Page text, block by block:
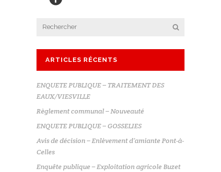
ARTICLES RÉCENTS
ENQUETE PUBLIQUE – TRAITEMENT DES
EAUX/VIESVILLE
Règlement communal – Nouveauté
ENQUETE PUBLIQUE – GOSSELIES
Avis de décision – Enlèvement d’amiante Pont-à-
Celles
Enquête publique – Exploitation agricole Buzet